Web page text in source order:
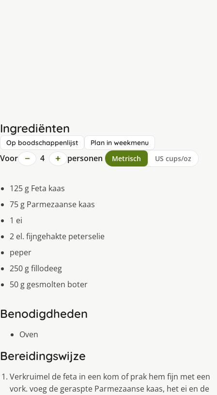
Ingrediënten
Op boodschappenlijst Plan in weekmenu
Voor − 4 + personen Metrisch US cups/oz
125 g Feta kaas
75 g Parmezaanse kaas
1 ei
2 el. fijngehakte peterselie
peper
250 g fillodeeg
50 g gesmolten boter
Benodigdheden
Oven
Bereidingswijze
Verkruimel de feta in een kom of prak hem fijn met een
vork. voeg de geraspte Parmezaanse kaas, het ei en de